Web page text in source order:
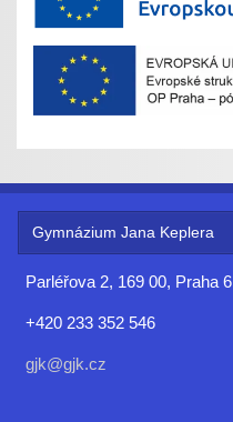
Gymnázium Jana Keplera
Parléřova 2, 169 00, Praha 6
+420 233 352 546
gjk@gjk.cz